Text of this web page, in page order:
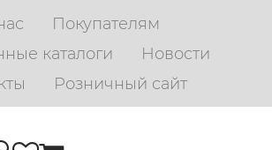
Покупателям
каталоги
Новости
Розничный сайт